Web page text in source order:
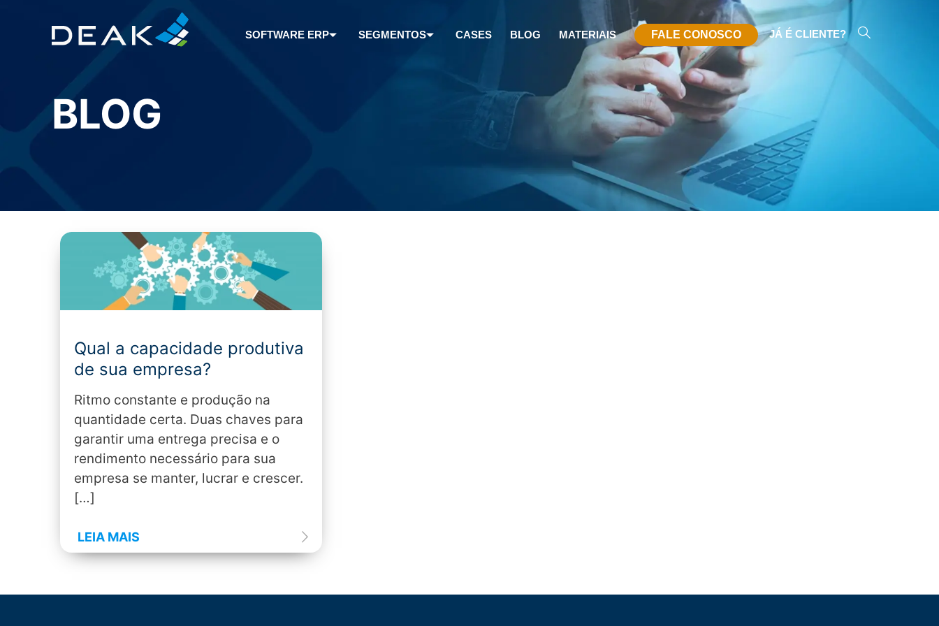
SOFTWARE ERP SEGMENTOS CASES BLOG MATERIAIS FALE CONOSCO JÁ É CLIENTE?
BLOG
Qual a capacidade produtiva
de sua empresa?
Ritmo constante e produção na
quantidade certa. Duas chaves para
garantir uma entrega precisa e o
rendimento necessário para sua
empresa se manter, lucrar e crescer.
[…]
LEIA MAIS